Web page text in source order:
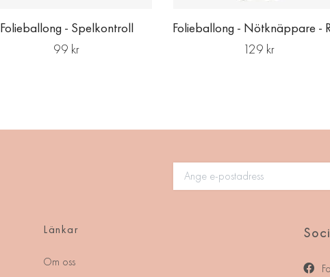
Folieballong - Spelkontroll
99 kr
Folieballong - Nötknäppare -
129 kr
Länkar
Om oss